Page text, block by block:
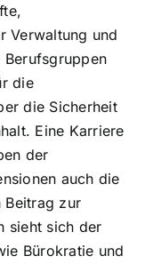
Verwaltung und
Berufsgruppen
die
die Sicherheit
Eine Karriere
der
auch die
Beitrag zur
sieht sich der
Bürokratie und